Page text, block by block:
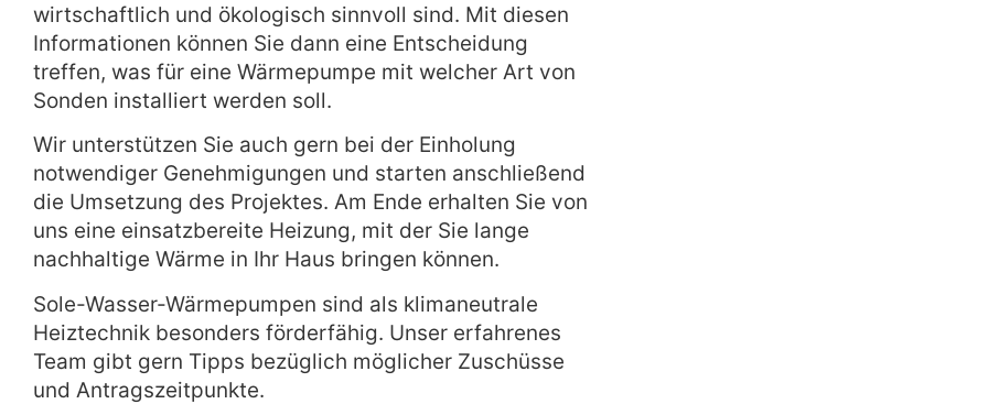
wirtschaftlich und ökologisch sinnvoll sind. Mit diesen
Informationen können Sie dann eine Entscheidung
treffen, was für eine Wärmepumpe mit welcher Art von
Sonden installiert werden soll.
Wir unterstützen Sie auch gern bei der Einholung
notwendiger Genehmigungen und starten anschließend
die Umsetzung des Projektes. Am Ende erhalten Sie von
uns eine einsatzbereite Heizung, mit der Sie lange
nachhaltige Wärme in Ihr Haus bringen können.
Sole-Wasser-Wärmepumpen sind als klimaneutrale
Heiztechnik besonders förderfähig. Unser erfahrenes
Team gibt gern Tipps bezüglich möglicher Zuschüsse
und Antragszeitpunkte.